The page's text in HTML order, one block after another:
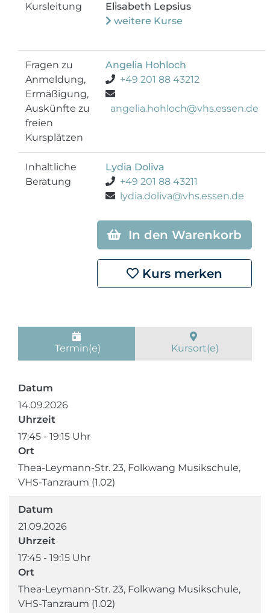
Kursleitung
Elisabeth Lepsius
weitere Kurse
Fragen zu
Anmeldung,
Ermäßigung,
Auskünfte zu
freien
Kursplätzen
Angelia Hohloch
+49 201 88 43212
angelia.hohloch@vhs.essen.de
Inhaltliche
Beratung
Lydia Doliva
+49 201 88 43211
lydia.doliva@vhs.essen.de
In den Warenkorb
Kurs merken
Termin(e) Kursort(e)
Datum
14.09.2026
Uhrzeit
17:45 - 19:15 Uhr
Ort
Thea-Leymann-Str. 23, Folkwang Musikschule,
VHS-Tanzraum (1.02)
Datum
21.09.2026
Uhrzeit
17:45 - 19:15 Uhr
Ort
Thea-Leymann-Str. 23, Folkwang Musikschule,
VHS-Tanzraum (1.02)